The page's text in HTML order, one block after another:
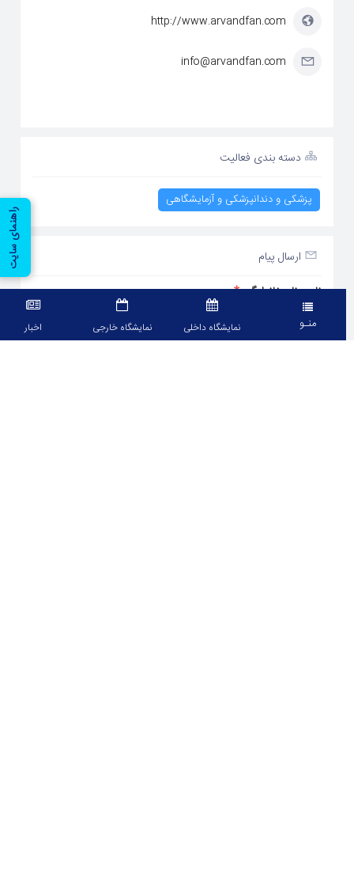
راهنمای سایت
http://www.arvandfan.com
info@arvandfan.com
دسته بندی فعالیت
پزشکی و دندانپزشکی و آزمایشگاهی
ارسال پیام
نام و نام خانوادگی*
ایمیل*
منـو نمایشگاه داخلی نمایشگاه خارجی اخبار